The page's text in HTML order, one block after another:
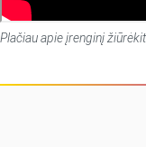
Plačiau apie įrenginį